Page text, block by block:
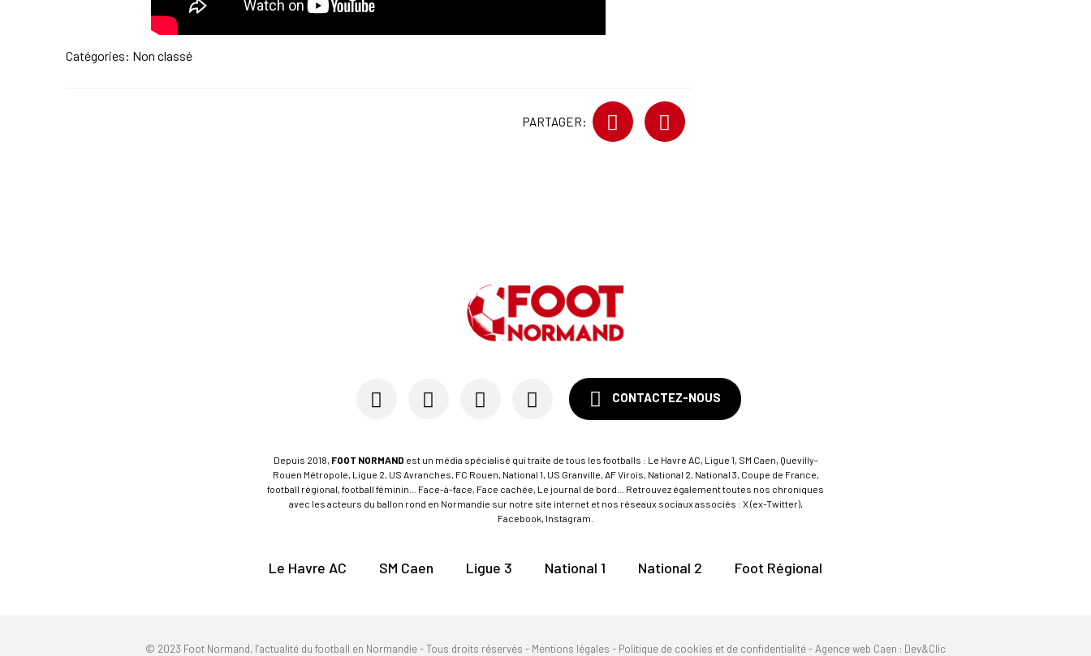
Catégories: Non classé
PARTAGER:
CONTACTEZ-NOUS
Depuis 2018, FOOT NORMAND est un média spécialisé qui traite de tous les footballs : Le Havre AC, Ligue 1, SM Caen, Quevilly-
Rouen Métropole, Ligue 2, US Avranches, FC Rouen, National 1, US Granville, AF Virois, National 2, National 3, Coupe de France,
football régional, football féminin... Face-à-face, Face cachée, Le journal de bord... Retrouvez également toutes nos chroniques
avec les acteurs du ballon rond en Normandie sur notre site internet et nos réseaux sociaux associés : X (ex-Twitter),
Facebook, Instagram.
Le Havre AC SM Caen Ligue 3 National 1 National 2 Foot Régional
© 2023 Foot Normand, l’actualité du football en Normandie - Tous droits réservés - Mentions légales - Politique de cookies et de confidentialité-Agence web Caen : Dev&Clic